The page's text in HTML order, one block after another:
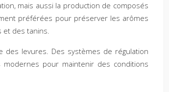
mais aussi la production de composés
préférées pour préserver les arômes
et des tanins.
levures. Des systèmes de régulation
pour maintenir des conditions